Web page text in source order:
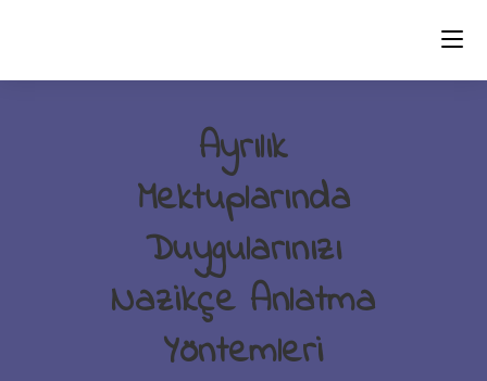
Ayrılık
Mektuplarında
Duygularınızı
Nazikçe Anlatma
Yöntemleri